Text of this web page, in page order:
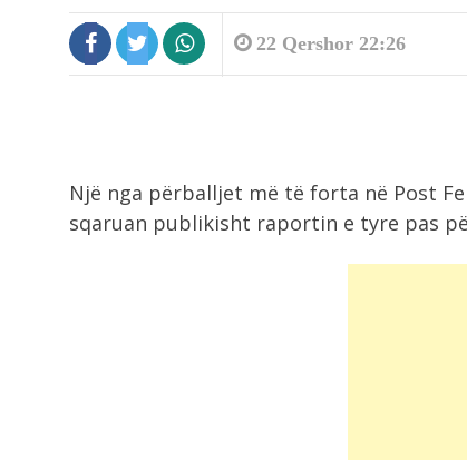
22 Qershor 22:26
Një nga përballjet më të forta në Post
sqaruan publikisht raportin e tyre pas